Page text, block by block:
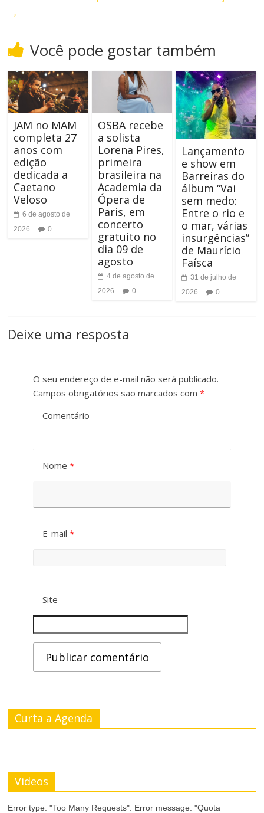
n
a
r
C
a
r
n
a
m
a
→
Você pode gostar também
JAM no MAM
completa 27
anos com
edição
dedicada a
Caetano
Veloso
6 de agosto de
2026
0
OSBA recebe
a solista
Lorena Pires,
primeira
brasileira na
Academia da
Ópera de
Paris, em
concerto
gratuito no
dia 09 de
agosto
4 de agosto de
2026
0
Lançamento
e show em
Barreiras do
álbum “Vai
sem medo:
Entre o rio e
o mar, várias
insurgências”
de Maurício
Faísca
31 de julho de
2026
0
Deixe uma resposta
O seu endereço de e-mail não será publicado.
Campos obrigatórios são marcados com *
Comentário
Nome *
E-mail *
Site
Curta a Agenda
Videos
Error type: "Too Many Requests". Error message: "Quota